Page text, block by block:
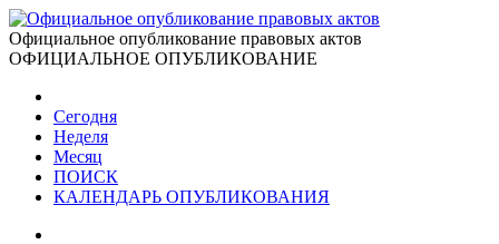
Официальное опубликование правовых актов
ОФИЦИАЛЬНОЕ ОПУБЛИКОВАНИЕ
Сегодня
Неделя
Месяц
ПОИСК
КАЛЕНДАРЬ ОПУБЛИКОВАНИЯ